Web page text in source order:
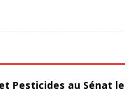
Pesticides au Sénat le